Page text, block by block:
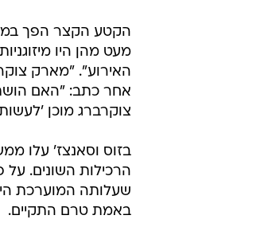
הקטע הקצר הפך
מעט מהן היו
אחר כתב: "האם
צוקרברג מוכן
בזוס וסאנצז' עלו
הרכילות השונים.
באמת טרם התקיים.